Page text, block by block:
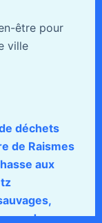
être pour
ville
déchets
de Raismes
aux
gardes